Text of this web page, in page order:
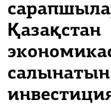
Қазақстан
салынатын